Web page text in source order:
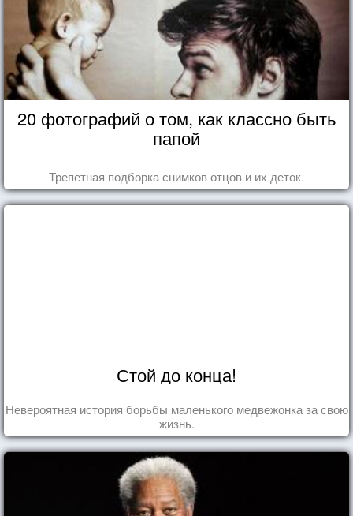
20 фотографий о том, как классно быть
папой
Трепетная подборка снимков отцов и их деток.
Стой до конца!
Невероятная история борьбы маленького медвежонка за свою
жизнь.